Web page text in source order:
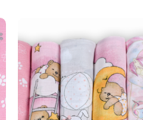
Dodaj u košaricu